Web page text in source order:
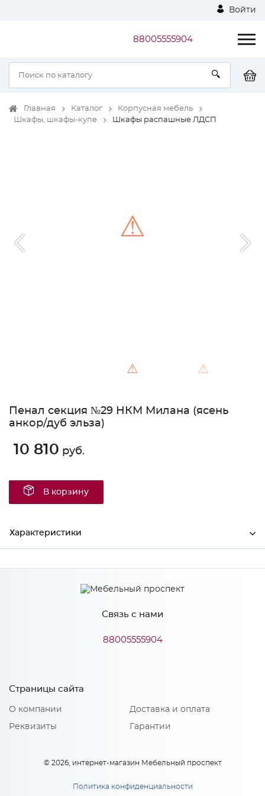
Войти
88005555904
Главная Каталог
Корпусная мебель
Шкафы, шкафы-купе
Шкафы распашные ЛДСП
⚠ ⚠
⚠
Пенал секция №29 НКМ Милана (ясень
анкор/дуб эльза)
10 810 руб.
В корзину
Характеристики
Ширина 400
2100
445
Росток
Материал
Направляющие: Шариковые
Петли: Петля 4-х шарнирная внутренняя
Материал 2: ЛДСП
Связь с нами
88005555904
Страницы сайта
О компании
Реквизиты
Доставка и оплата
Гарантии
© 2026, интернет-магазин Мебельный проспект
Политика конфиденциальности